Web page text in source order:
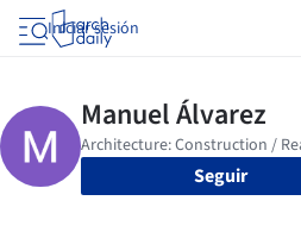
Iniciar sesión
Seguir